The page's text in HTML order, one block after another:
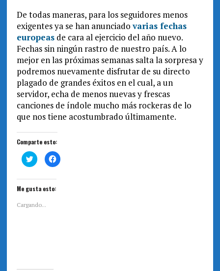
De todas maneras, para los seguidores menos
exigentes ya se han anunciadovarias fechas
europeasde cara al ejercicio del año nuevo.
Fechas sin ningún rastro de nuestro país. A lo
mejor en las próximas semanas salta la sorpresa y
podremos nuevamente disfrutar de su directo
plagado de grandes éxitos en el cual, a un
servidor, echa de menos nuevas y frescas
canciones de índole mucho más rockeras de lo
que nos tiene acostumbrado últimamente.
Comparte esto:
H
a
l
i
c
a
H
a
Me gusta esto:
Cargando...